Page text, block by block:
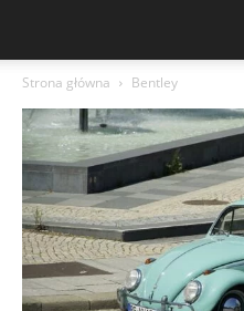
Strona główna Bentley